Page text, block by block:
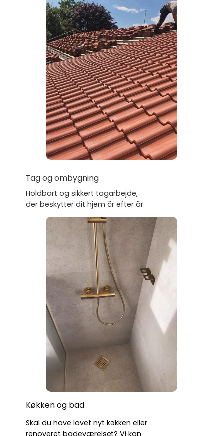
Tag og ombygning
Holdbart og sikkert tagarbejde,
der beskytter dit hjem år efter år.
Køkken og bad
Skal du have lavet nyt køkken eller
renoveret badeværelset? Vi kan